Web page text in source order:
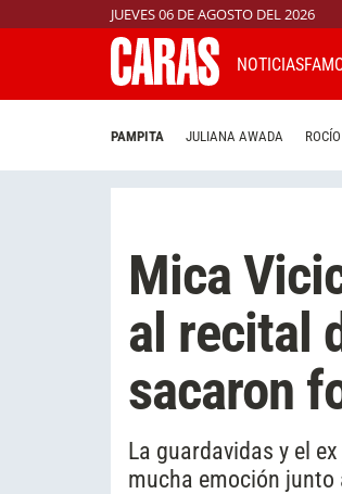
JUEVES 06 DE AGOSTO DEL 2026
NOTICIAS
PAMPITA JULIANA AWADA
Mica
al recital
sacaron
La guardavidas y el
mucha emoción